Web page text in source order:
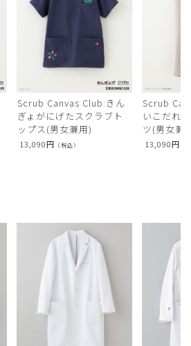
Scrub Canvas Club:きん
ぎょがにげたスクラブト
ップス(男女兼用)
13,090円 （税込）
Scrub
いこだれ
ツ(男女兼
13,090円